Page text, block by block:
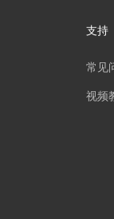
支持
常见
视频